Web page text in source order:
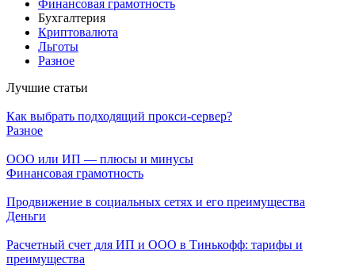
Финансовая грамотность
Бухгалтерия
Криптовалюта
Льготы
Разное
Лучшие статьи
Как выбрать подходящий прокси-сервер?
Разное
ООО или ИП — плюсы и минусы
Финансовая грамотность
Продвижение в социальных сетях и его преимущества
Деньги
Расчетный счет для ИП и ООО в Тинькофф: тарифы и
преимущества